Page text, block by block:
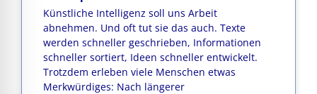
Künstliche Intelligenz soll uns Arbeit
abnehmen. Und oft tut sie das auch. Texte
werden schneller geschrieben, Informationen
schneller sortiert, Ideen schneller entwickelt.
Trotzdem erleben viele Menschen etwas
Merkwürdiges: Nach längerer